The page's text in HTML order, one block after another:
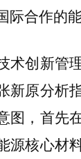
合作的能
术创新管
新原分析
图，首先
源核心材